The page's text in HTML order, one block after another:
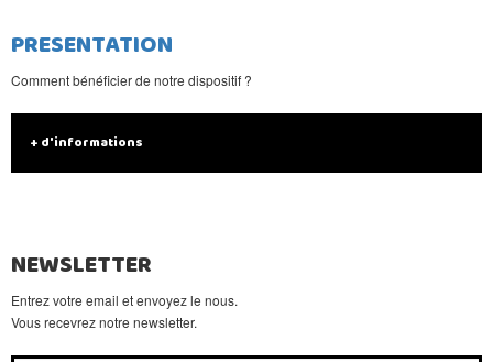
PRESENTATION
Comment bénéficier de notre dispositif ?
+ d'informations
NEWSLETTER
Entrez votre email et envoyez le nous.
Vous recevrez notre newsletter.